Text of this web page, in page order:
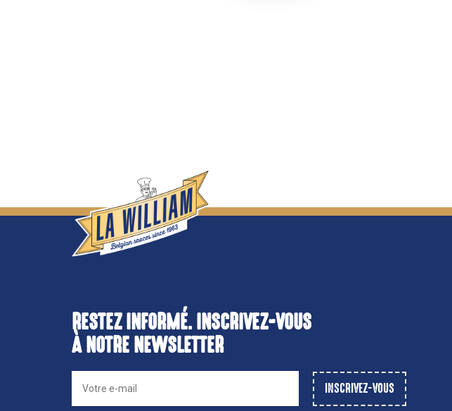
RESTEZ INFORMÉ. INSCRIVEZ-VOUS
À NOTRE NEWSLETTER